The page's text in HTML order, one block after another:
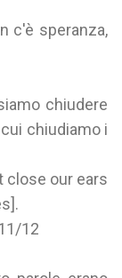
c'è speranza,
chiudere
chiudiamo i
close our ears
12